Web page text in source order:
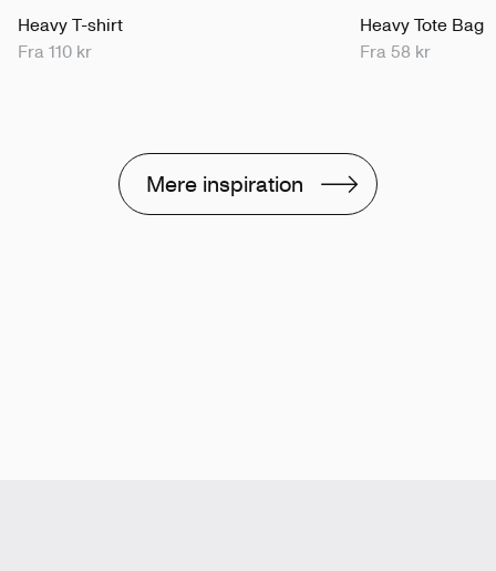
Heavy T-shirt
Fra 110 kr
Heavy Tote Bag
Fra 58 kr
Mere inspiration